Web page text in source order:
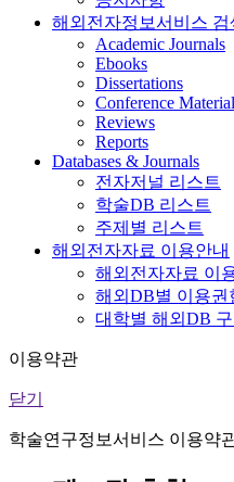
해외전자정보서비스 검
Academic Journals
Ebooks
Dissertations
Conference
Reviews
Reports
Databases & Journals
전자저널 리스트
학술DB 리스트
주제별 리스트
해외전자자료 이용안내
해외전자자료 이
해외DB별 이용권
대학별 해외DB
이용약관
닫기
학술연구정보서비스 이용약